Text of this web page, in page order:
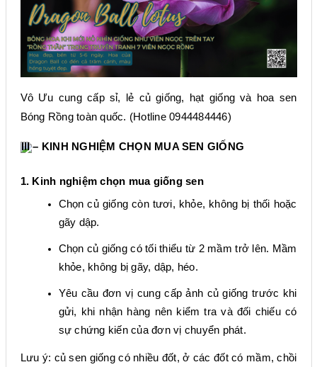
Vô Ưu cung cấp sỉ, lẻ củ giống, hạt giống và hoa sen
Bóng Rồngtoàn quốc. (Hotline 0944484446)
III – KINH NGHIỆM CHỌN MUA SEN GIỐNG
1. Kinh nghiệm chọn mua giống sen
Chọn củ giống còn tươi, khỏe, không bị thối hoặc
gãy dập.
Chọn củ giống có tối thiểu từ 2 mầm trở lên. Mầm
khỏe, không bị gãy, dập, héo.
Yêu cầu đơn vị cung cấp ảnh củ giống trước khi
gửi, khi nhận hàng nên kiểm tra và đối chiếu có
sự chứng kiến của đơn vị chuyển phát.
Lưu ý: củ sen giống có nhiều đốt, ở các đốt có mầm, chồi